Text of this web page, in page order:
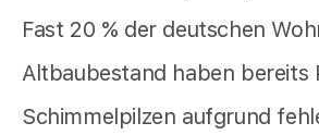
Fast 20 % der deutschen
Altbaubestand haben bereits
Schimmelpilzen aufgrund